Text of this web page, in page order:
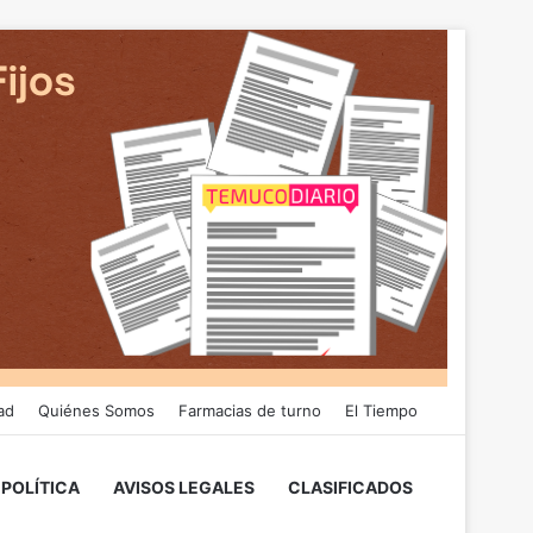
Quiénes Somos Farmacias de turno El Tiempo
POLÍTICA AVISOS LEGALES CLASIFICADOS